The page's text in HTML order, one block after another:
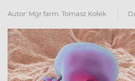
Autor: Mgr farm. Tomasz Kołek